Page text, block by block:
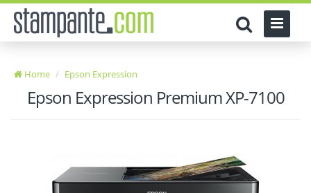
Home Epson Expression
Epson Expression Premium XP-7100